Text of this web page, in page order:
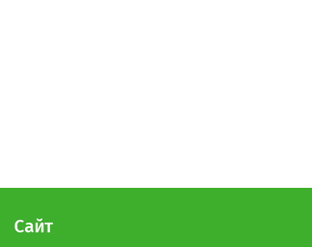
Сайт